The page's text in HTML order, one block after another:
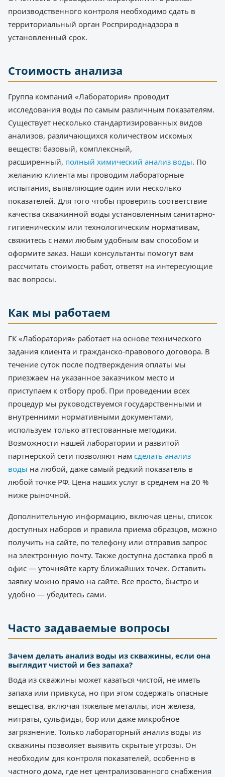
производственного контроля необходимо сдать в
территориальный орган Росприроднадзора в
установленный срок.
Стоимость анализа
Группа компаний «Лаборатория» проводит
исследования воды по самым различным показателям.
Существует несколько стандартизированных видов
анализов, различающихся количеством искомых
веществ: базовый, комплексный,
расширенный, полный химический анализ воды. По
желанию клиента мы проводим лабораторные
испытания, выявляющие один или несколько
показателей. Для того чтобы проверить соответствие
качества скважинной воды установленным санитарно-
гигиеническим или технологическим нормативам,
свяжитесь с нами любым удобным вам способом и
оформите заказ. Наши консультанты помогут вам
рассчитать стоимость работ, ответят на интересующие
вас вопросы.
Как мы работаем
ГК «Лаборатория» работает на основе технического
задания клиента и гражданско-правового договора. В
течение суток после подтверждения оплаты мы
приезжаем на указанное заказчиком место и
приступаем к отбору проб. При проведении всех
процедур мы руководствуемся государственными и
внутренними нормативными документами,
используем только аттестованные методики.
Возможности нашей лаборатории и развитой
партнерской сети позволяют нам сделать анализ
воды на любой, даже самый редкий показатель в
любой точке РФ. Цена наших услуг в среднем на 20 %
ниже рыночной.
Дополнительную информацию, включая цены, список
доступных наборов и правила приема образцов, можно
получить на сайте, по телефону или отправив запрос
на электронную почту. Также доступна доставка проб в
офис — уточняйте карту ближайших точек. Оставить
заявку можно прямо на сайте. Все просто, быстро и
удобно — убедитесь сами.
Часто задаваемые вопросы
Зачем делать анализ воды из скважины, если она
выглядит чистой и без запаха?
Вода из скважины может казаться чистой, не иметь
запаха или привкуса, но при этом содержать опасные
вещества, включая тяжелые металлы, ион железа,
нитраты, сульфиды, бор или даже микробное
загрязнение. Только лабораторный анализ воды из
скважины позволяет выявить скрытые угрозы. Он
необходим для контроля показателей, особенно в
частного дома, где нет централизованного снабжения